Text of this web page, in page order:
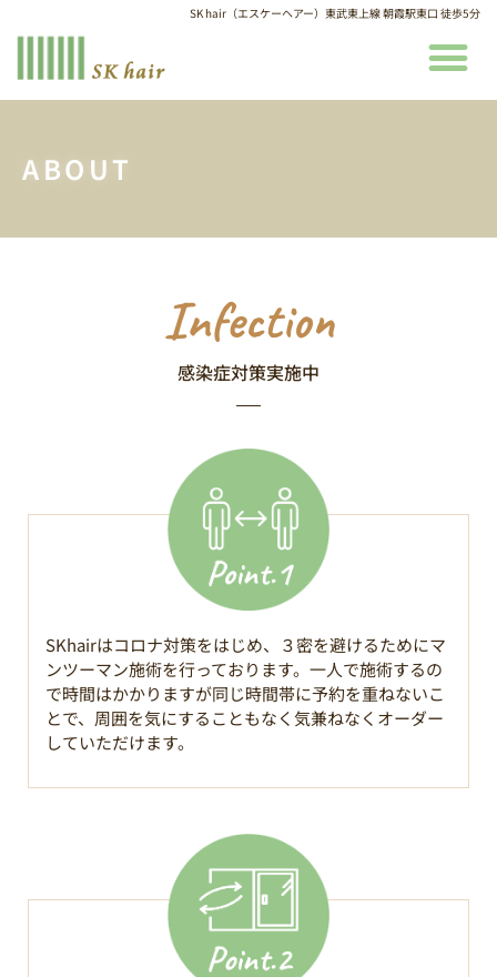
SK hair（エスケーヘアー）東武東上線 朝霞駅東口 徒歩5分
ABOUT
Infection
感染症対策実施中
SKhairはコロナ対策をはじめ、３密を避けるためにマ
ンツーマン施術を行っております。一人で施術するの
で時間はかかりますが同じ時間帯に予約を重ねないこ
とで、周囲を気にすることもなく気兼ねなくオーダー
していただけます。